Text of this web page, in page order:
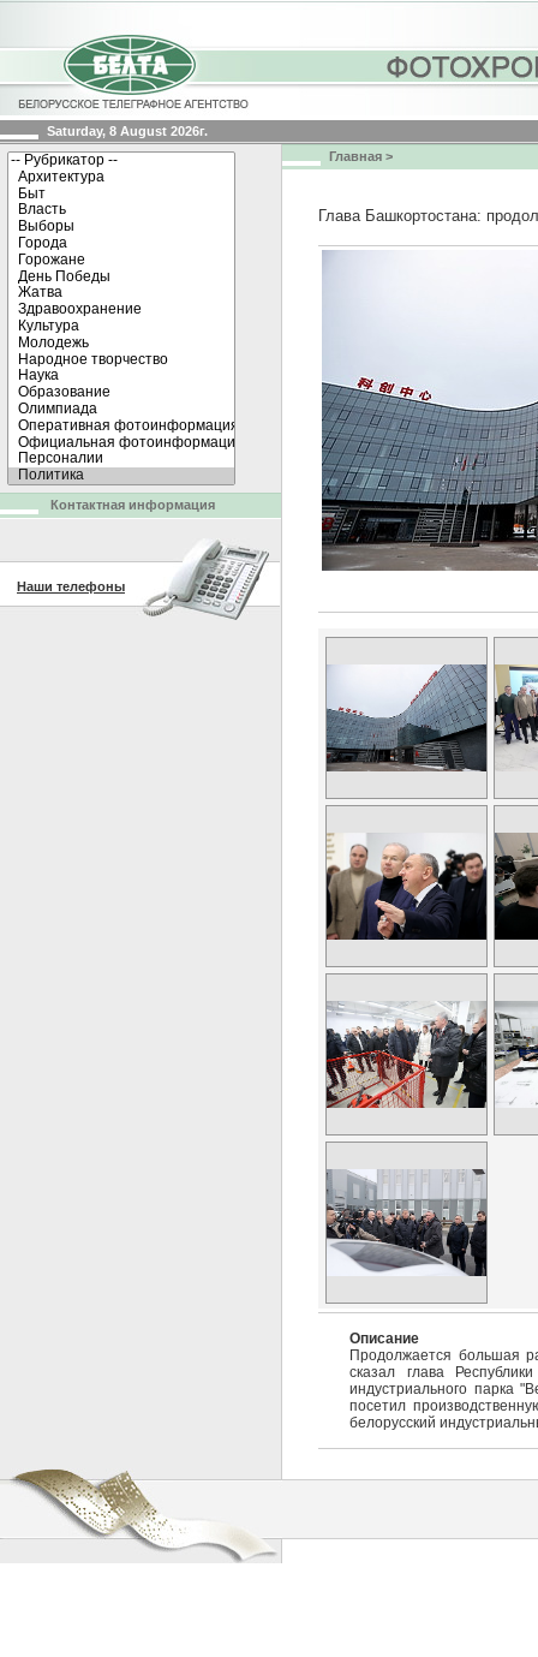
Saturday, 8 August 2026г.
Главная >
Глава Башкортостана:
Описание
Продолжается большая
сказал глава
индустриального парка
посетил
белорусский
Контактная информация
Наши телефоны